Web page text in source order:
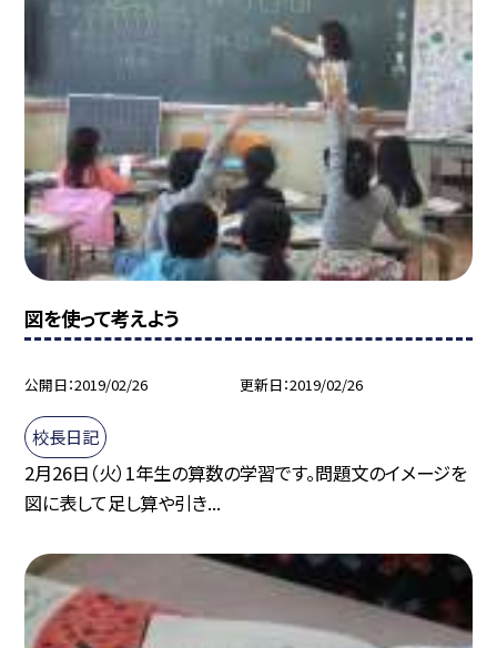
図を使って考えよう
公開日 2019/02/26 更新日 2019/02/26
校長日記
2月26日（火）1年生の算数の学習です。問題文のイメージを
図に表して足し算や引き...